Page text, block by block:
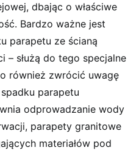
dbając o właściwe
Bardzo ważne jest
parapetu ze ścianą
– służą do tego specjalne
również zwrócić uwagę
parapetu
odprowadzanie wody
parapety granitowe
materiałów pod